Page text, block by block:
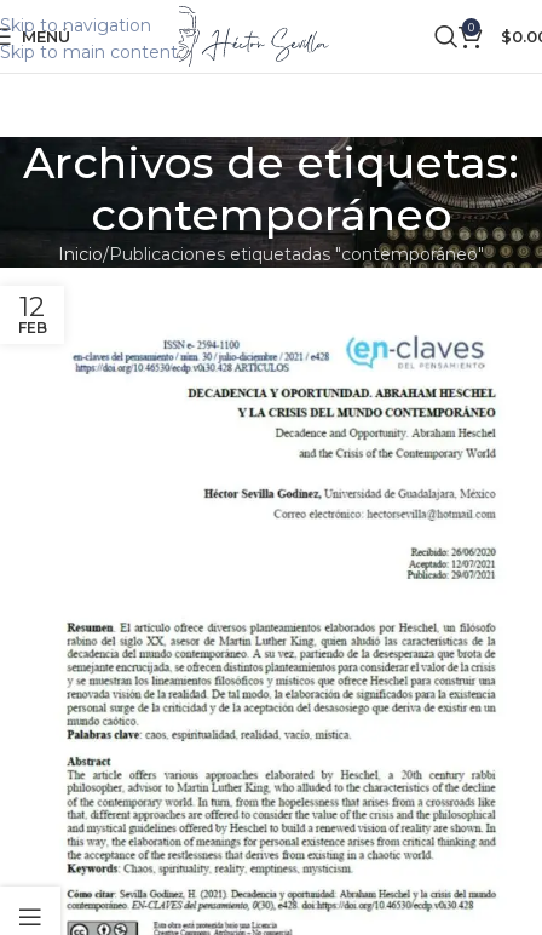
Skip to navigation
Skip to main content
MENÚ 0 $
Archivos de etiquetas:
contemporáneo
Inicio Publicaciones etiquetadas "contemporáneo"
12
FEB